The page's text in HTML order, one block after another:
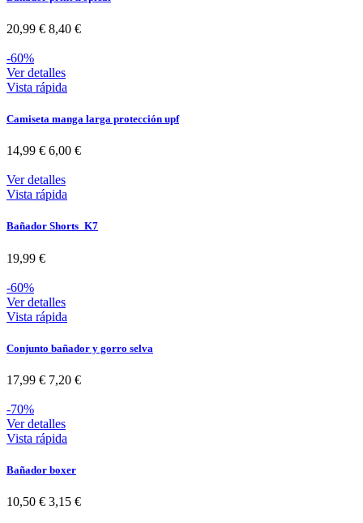
20,99 € 8,40 €
-60%
Ver detalles
Vista rápida
Camiseta manga larga protección upf
14,99 € 6,00 €
Ver detalles
Vista rápida
Bañador Shorts_K7
19,99 €
-60%
Ver detalles
Vista rápida
Conjunto bañador y gorro selva
17,99 € 7,20 €
-70%
Ver detalles
Vista rápida
Bañador boxer
10,50 € 3,15 €